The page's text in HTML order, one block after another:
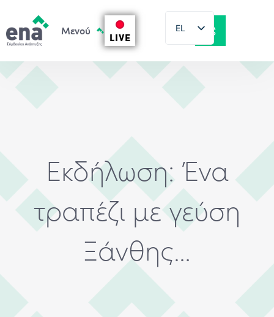
LIVE
EL
EN
Εκδήλωση: Ένα
τραπέζι με γεύση
Ξάνθης…